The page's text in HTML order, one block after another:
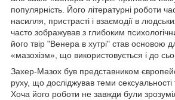
популярність. Його літературні роботи
насилля, пристрасті і взаємодії в
часто зображував з глибоким
його твір "Венера в хутрі" став основою
«мазохізм», що використовується і до
Захер-Мазох був представником
руху, що досліджував теми
Хоча його роботи не завжди були